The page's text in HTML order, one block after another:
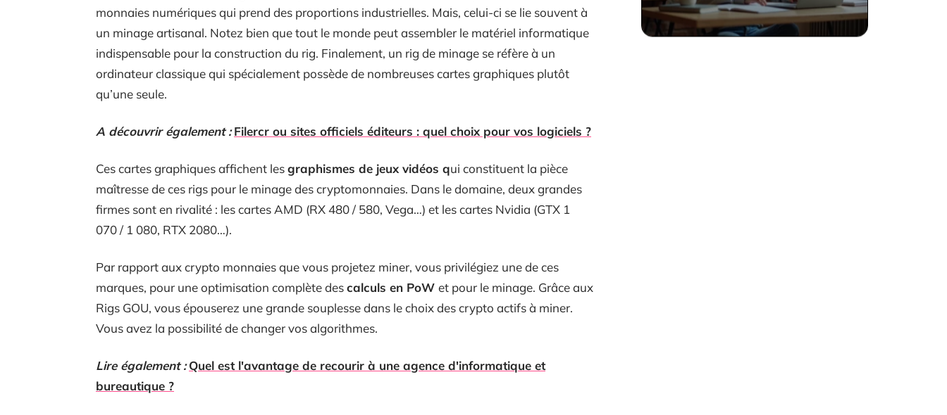
monnaies numériques qui prend des proportions industrielles. Mais, celui-ci se lie souvent à
un minage artisanal. Notez bien que tout le monde peut assembler le matériel informatique
indispensable pour la construction du rig. Finalement, un rig de minage se réfère à un
ordinateur classique qui spécialement possède de nombreuses cartes graphiques plutôt
qu’une seule.
A découvrir également : Filercr ou sites officiels éditeurs : quel choix pour vos logiciels ?
Ces cartes graphiques affichent lesgraphismes de jeux vidéos qui constituent la pièce
maîtresse de ces rigs pour le minage des cryptomonnaies. Dans le domaine, deux grandes
firmes sont en rivalité : les cartes AMD (RX 480 / 580, Vega…) et les cartes Nvidia (GTX 1
070 / 1 080, RTX 2080…).
Par rapport aux crypto monnaies que vous projetez miner, vous privilégiez une de ces
marques, pour une optimisation complète descalculs en PoW et pour le minage. Grâce aux
Rigs GOU, vous épouserez une grande souplesse dans le choix des crypto actifs à miner.
Vous avez la possibilité de changer vos algorithmes.
Lire également : Quel est l'avantage de recourir à une agence d'informatique et
bureautique ?